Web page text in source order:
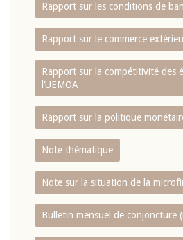
Rapport sur les conditions de
Rapport sur le commerce
Rapport sur la compétitivité des
l‘UEMOA
Rapport sur la politique
Note thématique
Note sur la situation de la
Bulletin mensuel de conjoncture